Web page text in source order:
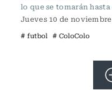
lo que se tomarán
Jueves 10 de noviembre
# futbol # ColoColo